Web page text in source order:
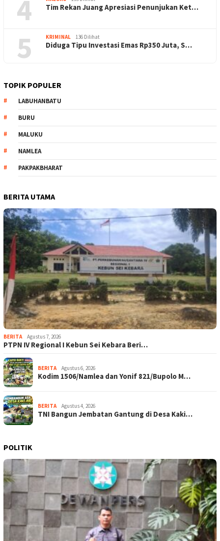
4 Tim Rekan Juang Apresiasi Penunjukan Ket…
5 KRIMINAL 136 Dilihat
Diduga Tipu Investasi Emas Rp350 Juta, S…
TOPIK POPULER
LABUHANBATU
BURU
MALUKU
NAMLEA
PAKPAKBHARAT
BERITA UTAMA
BERITA Agustus 7, 2026
PTPN IV Regional I Kebun Sei Kebara Beri…
BERITA Agustus 6, 2026
Kodim 1506/Namlea dan Yonif 821/Bupolo M…
BERITA Agustus 4, 2026
TNI Bangun Jembatan Gantung di Desa Kaki…
POLITIK